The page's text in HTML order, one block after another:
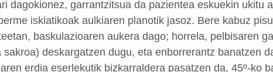
dagokionez, garrantzitsua da pazientea eskuekin ukitu
iskiatikoak aulkiaren planotik jasoz. Bere kabuz
baskulazioaren aukera dago; horrela, pelbisaren
deskargatzen dugu, eta enborrerantz banatzen
erdia eserlekutik bizkarraldera pasatzen da, 45º-ko